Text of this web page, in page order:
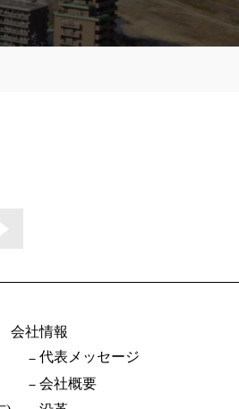
会社情報
代表メッセージ
会社概要